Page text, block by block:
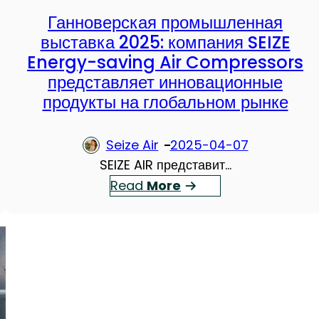
г
о
с
б
е
р
г
а
ю
о
р
ы
:
Э
ф
е
к
т
л
е
н
н
ы
с
т
а
н
Ганноверская промышленная
выставка 2025: компания SEIZE
Energy-saving Air Compressors
представляет инновационные
продукты на глобальном рынке
Seize Air
2025-04-07
SEIZE AIR представит…
Read More ：